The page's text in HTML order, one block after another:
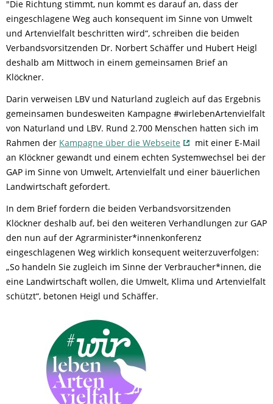
"Die Richtung stimmt, nun kommt es darauf an, dass der
eingeschlagene Weg auch konsequent im Sinne von Umwelt
und Artenvielfalt beschritten wird“, schreiben die beiden
Verbandsvorsitzenden Dr. Norbert Schäffer und Hubert Heigl
deshalb am Mittwoch in einem gemeinsamen Brief an
Klöckner.
Darin verweisen LBV und Naturland zugleich auf das Ergebnis
gemeinsamen bundesweiten Kampagne #wirlebenArtenvielfalt
von Naturland und LBV. Rund 2.700 Menschen hatten sich im
Rahmen der Kampagne über die Webseite
mit einer E-Mail
an Klöckner gewandt und einem echten Systemwechsel bei der
GAP im Sinne von Umwelt, Artenvielfalt und einer bäuerlichen
Landwirtschaft gefordert.
In dem Brief fordern die beiden Verbandsvorsitzenden
Klöckner deshalb auf, bei den weiteren Verhandlungen zur GAP
den nun auf der Agrarminister*innenkonferenz
eingeschlagenen Weg wirklich konsequent weiterzuverfolgen:
„So handeln Sie zugleich im Sinne der Verbraucher*innen, die
eine Landwirtschaft wollen, die Umwelt, Klima und Artenvielfalt
schützt“, betonen Heigl und Schäffer.